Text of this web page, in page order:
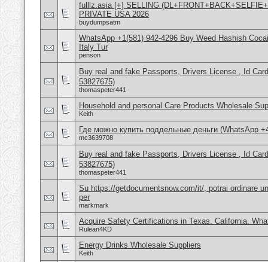
fulllz.asia [+] SELLING
PRIVATE USA 2026
buydumpsatm
WhatsApp +1(581) 942-4296 Buy Weed Hashish
Italy Tur
penson
Buy real and fake Passports, Drivers License , Id
53827675)
thomaspeter441
Household and personal Care Products Wholesale
Keith
Где можно купить поддельные деньги (WhatsApp
mc3639708
Buy real and fake Passports, Drivers License , Id
53827675)
thomaspeter441
Su https://getdocumentsnow.com/it/, potrai ordinare
per
markmark
Acquire Safety Certifications in Texas. California.
Rulean4KD
Energy Drinks Wholesale Suppliers
Keith